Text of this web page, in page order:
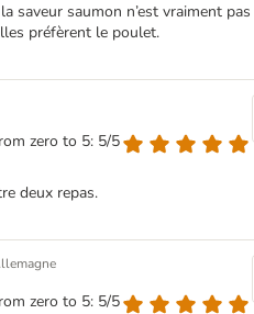
saveur saumon n’est vraiment pas
préfèrent le poulet.
zero to 5: 5/5
deux repas.
zero to 5: 5/5